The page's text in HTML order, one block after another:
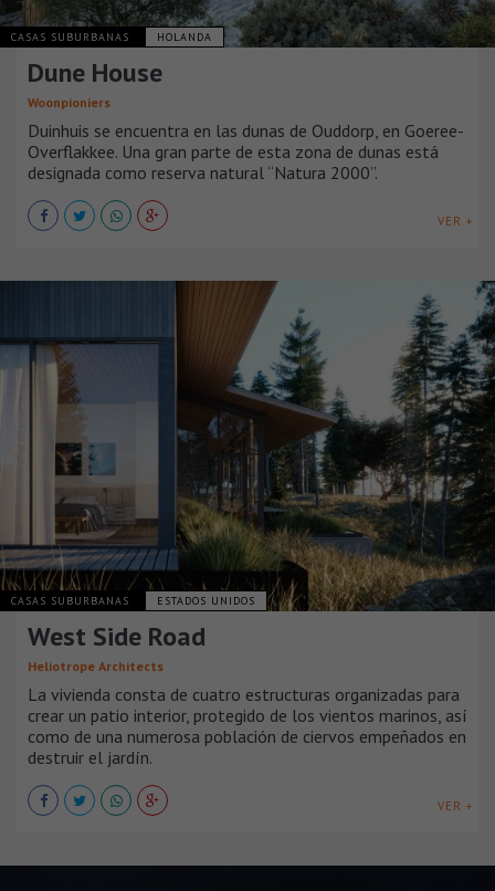
CASAS SUBURBANAS HOLANDA
Dune House
Woonpioniers
Duinhuis se encuentra en las dunas de Ouddorp, en Goeree-
Overflakkee. Una gran parte de esta zona de dunas está
designada como reserva natural “Natura 2000”.
VER +
CASAS SUBURBANAS ESTADOS UNIDOS
West Side Road
Heliotrope Architects
La vivienda consta de cuatro estructuras organizadas para
crear un patio interior, protegido de los vientos marinos, así
como de una numerosa población de ciervos empeñados en
destruir el jardín.
VER +